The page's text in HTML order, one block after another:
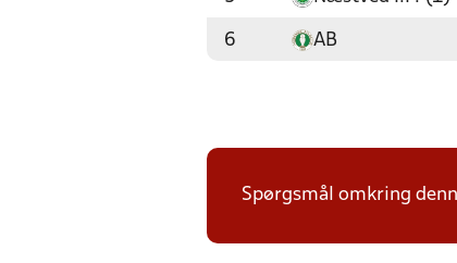
6 AB
Spørgsmål omkring